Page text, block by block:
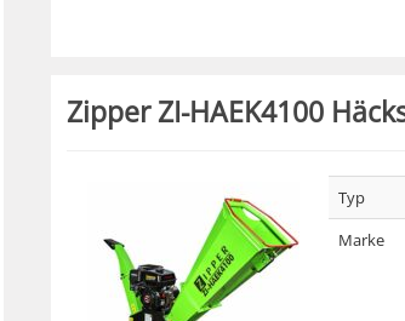
Zipper ZI-HAEK4100
Typ
Marke